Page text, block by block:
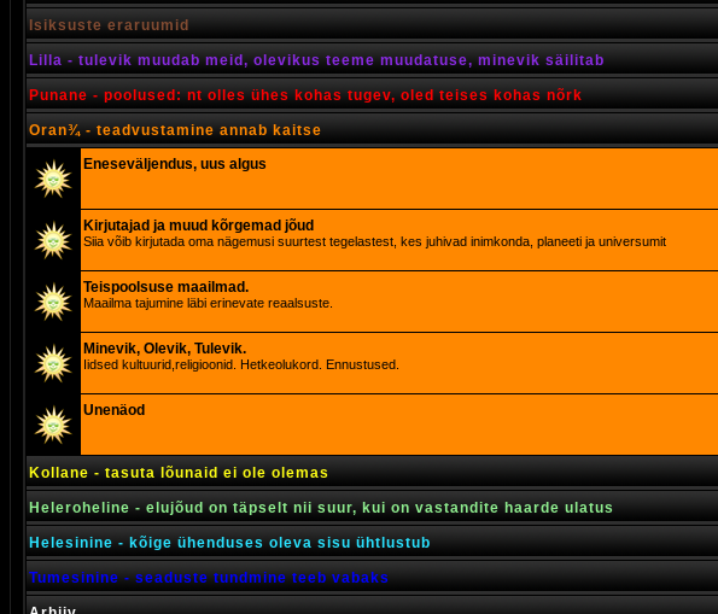
Isiksuste eraruumid
Lilla - tulevik muudab meid, olevikus teeme muudatuse, minevik säilitab
Punane - poolused: nt olles ühes kohas tugev, oled teises kohas nõrk
Oran¾ - teadvustamine annab kaitse
Eneseväljendus, uus algus
Kirjutajad ja muud kõrgemad jõud
Siia võib kirjutada oma nägemusi suurtest tegelastest, kes juhivad inimkonda, planeeti ja universumit
Teispoolsuse maailmad.
Maailma tajumine läbi erinevate reaalsuste.
Minevik, Olevik, Tulevik.
Iidsed kultuurid,religioonid. Hetkeolukord. Ennustused.
Unenäod
Kollane - tasuta lõunaid ei ole olemas
Heleroheline - elujõud on täpselt nii suur, kui on vastandite haarde ulatus
Helesinine - kõige ühenduses oleva sisu ühtlustub
Tumesinine - seaduste tundmine teeb vabaks